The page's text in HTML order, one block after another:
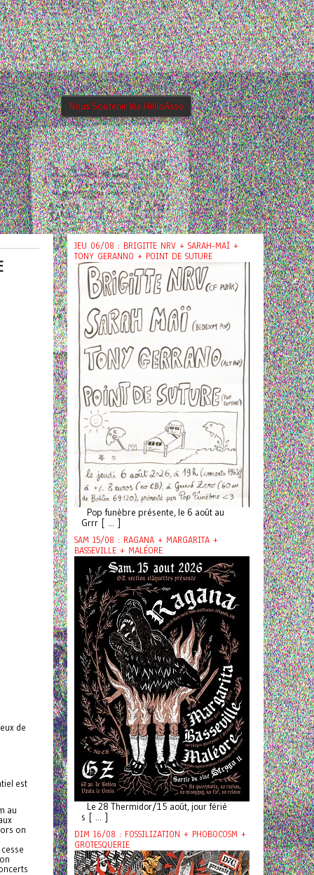
Nous Soutenir Via HelloAsso
de
est
au
on
JEU 06/08 : BRIGITTE NRV + SARAH-MAÏ +
TONY GERANNO + POINT DE SUTURE
Pop funèbre présente, le 6 août au
Grrr [ ... ]
SAM 15/08 : RAGANA + MARGARITA +
BASSEVILLE + MALÉORE
Le 28 Thermidor/15 août, jour férié
s [ ... ]
DIM 16/08 : FOSSILIZATION + PHOBOCOSM +
GROTESQUERIE